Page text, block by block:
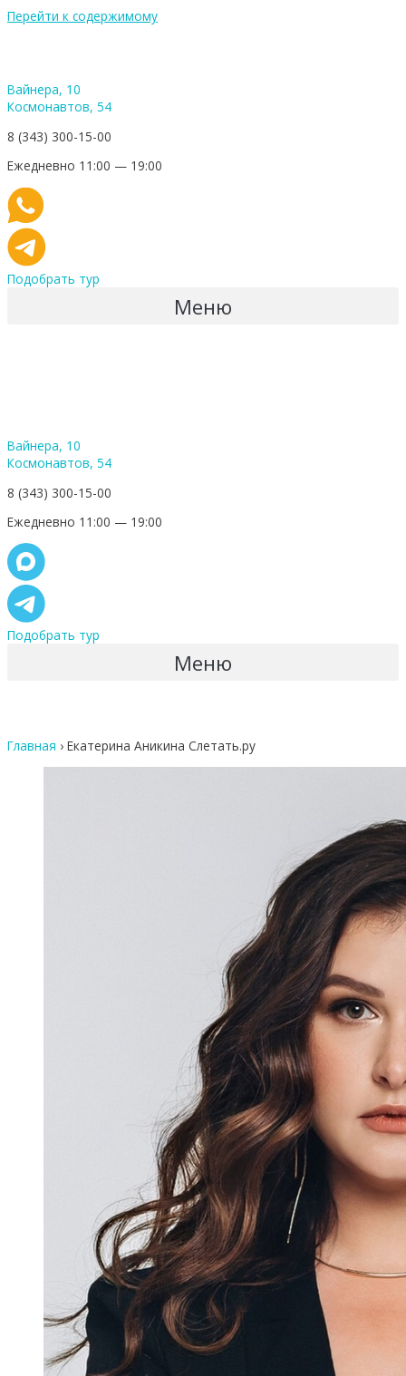
Перейти к содержимому
Вайнера, 10
Космонавтов, 54
8 (343) 300-15-00
Ежедневно 11:00 — 19:00
Подобрать тур
Меню
Вайнера, 10
Космонавтов, 54
8 (343) 300-15-00
Ежедневно 11:00 — 19:00
Подобрать тур
Меню
Главная › Екатерина Аникина Слетать.ру